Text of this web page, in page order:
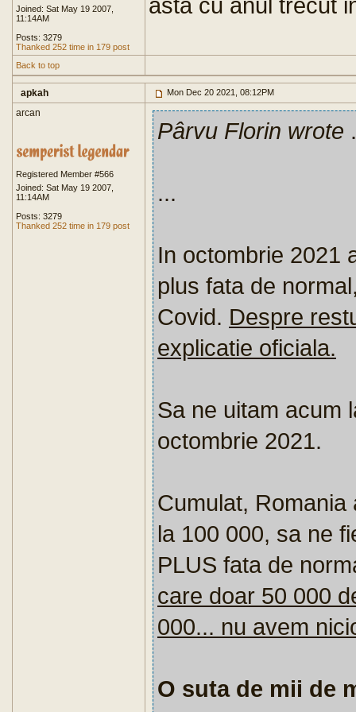
Joined: Sat May 19 2007,
11:14AM
Posts: 3279
Thanked 252 time in 179 post
Back to top
apkah Mon Dec 20 2021, 08:12PM
arcan
Registered Member #566
Joined: Sat May 19 2007,
11:14AM
Posts: 3279
Thanked 252 time in 179 post
Pârvu Florin wrote
...
In octombrie 2021
plus fata de
Covid. Despre
explicatie oficiala.
Sa ne uitam acum
octombrie 2021.
Cumulat,
la 100 000, sa ne
PLUS fata de
care doar 50 000
000... nu avem
O suta de mii de